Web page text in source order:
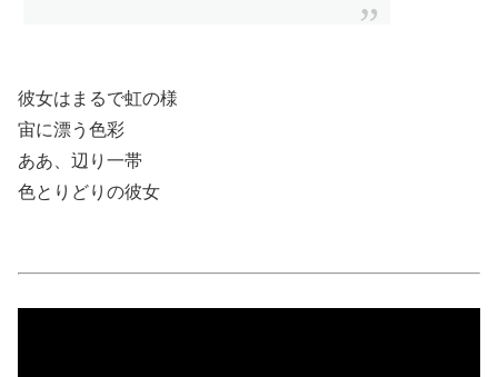
彼女はまるで虹の様
宙に漂う色彩
ああ、辺り一帯
色とりどりの彼女